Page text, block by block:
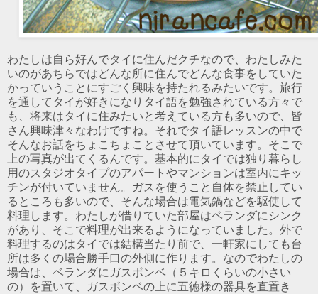
わたしは自ら好んでタイに住んだクチなので、わたしみた
いのがあちらではどんな所に住んでどんな食事をしていた
かっていうことにすごく興味を持たれるみたいです。旅行
を通してタイが好きになりタイ語を勉強されている方々で
も、将来はタイに住みたいと考えている方も多いので、皆
さん興味津々なわけですね。それでタイ語レッスンの中で
そんなお話をちょこちょことさせて頂いています。そこで
上の写真が出てくるんです。基本的にタイでは独り暮らし
用のスタジオタイプのアパートやマンションは室内にキッ
チンが付いていません。ガスを使うこと自体を禁止してい
るところも多いので、そんな場合は電気鍋などを駆使して
料理します。わたしが借りていた部屋はベランダにシンク
があり、そこで料理が出来るようになっていました。外で
料理するのはタイでは結構当たり前で、一軒家にしても台
所は多くの場合勝手口の外側に作ります。なのでわたしの
場合は、ベランダにガスボンベ（５キロくらいの小さい
の）を置いて、ガスボンベの上に五徳様の器具を直置き